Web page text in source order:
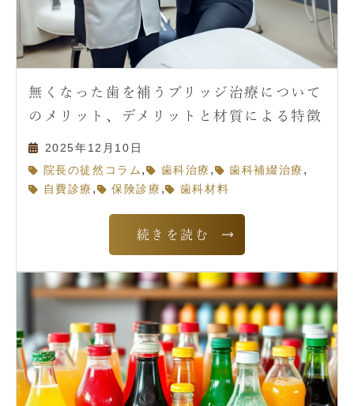
無くなった歯を補うブリッジ治療について
のメリット、デメリットと材質による特徴
2025年12月10日
院長の徒然コラム , 歯科治療 , 歯科補綴治療 ,
自費診療 , 保険診療 , 歯科材料
続きを読む